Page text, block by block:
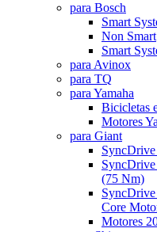
para Bosch
Smart
Non Smart
Smart
para Avinox
para TQ
para Yamaha
Bicicletas
Motores
para Giant
(75 Nm)
Core
Motores